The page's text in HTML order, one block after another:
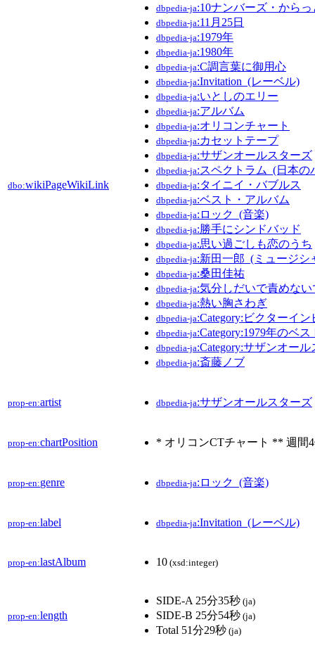
dbo:wikiPageWikiLink
dbpedia-ja:10ナンバーズ・からっ
dbpedia-ja:11月25日
dbpedia-ja:1979年
dbpedia-ja:1980年
dbpedia-ja:C調言葉に御用心
dbpedia-ja:Invitation_(レーベル)
dbpedia-ja:いとしのエリー
dbpedia-ja:アルバム
dbpedia-ja:オリコンチャート
dbpedia-ja:カセットテープ
dbpedia-ja:サザンオールスターズ
dbpedia-ja:スペクトラム_(日本の
dbpedia-ja:タイニイ・バブルス
dbpedia-ja:ベスト・アルバム
dbpedia-ja:ロック_(音楽)
dbpedia-ja:勝手にシンドバッド
dbpedia-ja:思い過ごしも恋のうち
dbpedia-ja:新田一郎_(ミュージシ
dbpedia-ja:桑田佳祐
dbpedia-ja:気分しだいで責めない
dbpedia-ja:熱い胸さわぎ
dbpedia-ja:Category:ビクターイ
dbpedia-ja:Category:1979年のベ
dbpedia-ja:Category:サザンオー
dbpedia-ja:斎藤ノブ
prop-en:artist dbpedia-ja:サザンオールスターズ
prop-en:chartPosition * オリコンCTチャート ** 週間
prop-en:genre dbpedia-ja:ロック_(音楽)
prop-en:label dbpedia-ja:Invitation_(レーベル)
prop-en:lastAlbum 10 (xsd:integer)
prop-en:length
SIDE-A 25分35秒 (ja)
SIDE-B 25分54秒 (ja)
Total 51分29秒 (ja)